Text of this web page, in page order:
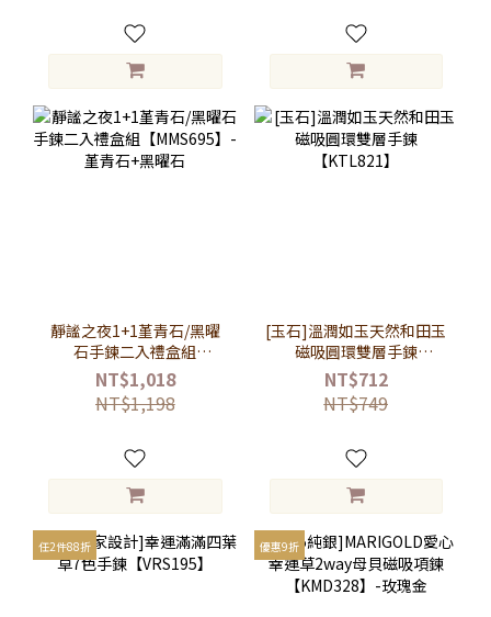
靜謐之夜1+1堇青石/黑曜
石手鍊二入禮盒組
【MMS695】-堇青石+黑曜
石
NT$1,018
NT$1,198
[玉石]溫潤如玉天然和田玉
磁吸圓環雙層手鍊
【KTL821】
NT$712
NT$749
任2件88折 優惠9折